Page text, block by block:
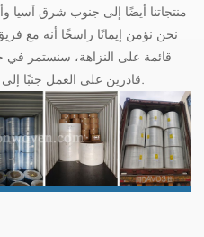
منتجاتنا أيضًا إلى جنوب شرق آسيا
نحن نؤمن إيمانًا راسخًا أنه مع
قائمة على النزاهة، سنستمر في
قادرين على العمل جنبًا إلى جنب مع شركائنا لخلق مستقبل باهر.